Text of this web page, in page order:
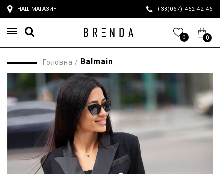
НАШ МАГАЗИН +38(067)-462-42-46
0 0
Головна / Balmain